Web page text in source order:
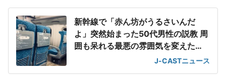
新幹線で「赤ん坊がうるさいんだ
よ」突然始まった50代男性の説教 周
囲も呆れる最悪の雰囲気を変えた
J-CASTニュース